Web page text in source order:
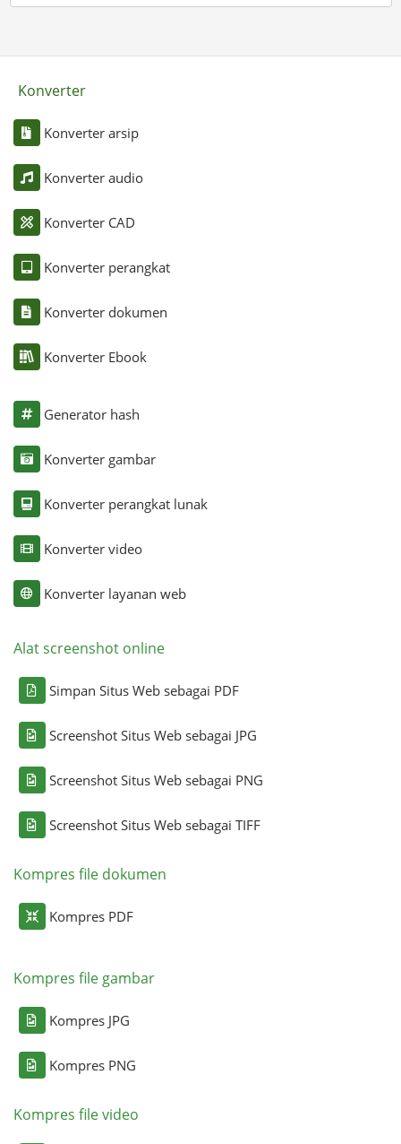
Konverter
Konverter arsip
Konverter audio
Konverter CAD
Konverter perangkat
Konverter dokumen
Konverter Ebook
Generator hash
Konverter gambar
Konverter perangkat lunak
Konverter video
Konverter layanan web
Alat screenshot online
Simpan Situs Web sebagai PDF
Screenshot Situs Web sebagai JPG
Screenshot Situs Web sebagai PNG
Screenshot Situs Web sebagai TIFF
Kompres file dokumen
Kompres PDF
Kompres file gambar
Kompres JPG
Kompres PNG
Kompres file video